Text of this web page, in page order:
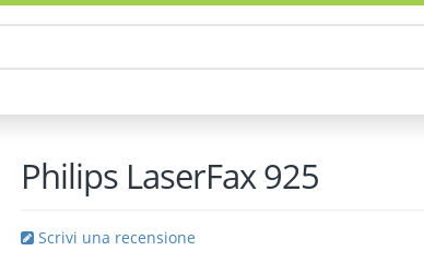
Philips LaserFax 925
Scrivi una recensione